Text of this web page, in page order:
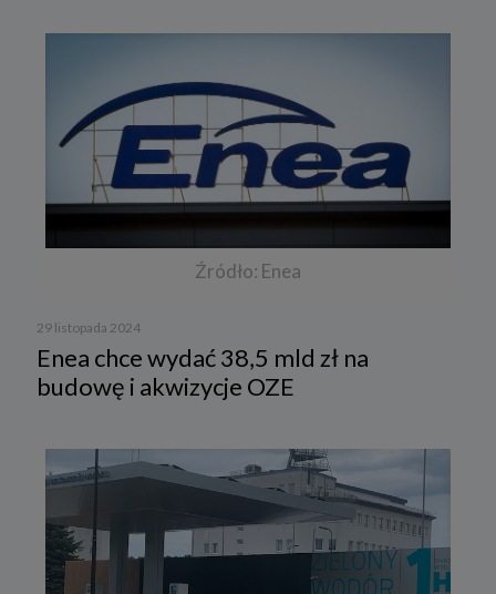
Źródło: Enea
29 listopada 2024
Enea chce wydać 38,5 mld zł na
budowę i akwizycje OZE